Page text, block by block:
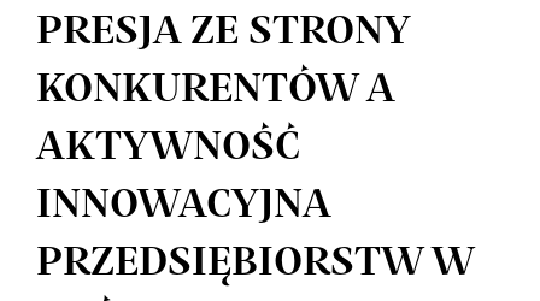
PRESJA ZE STRONY
KONKURENTÓW A
AKTYWNOŚĆ
INNOWACYJNA
PRZEDSIĘBIORSTW W